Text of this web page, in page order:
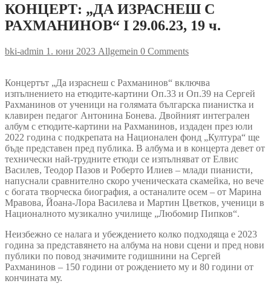
КОНЦЕРТ: „ДА ИЗРАСНЕШ С
РАХМАНИНОВ“ I 29.06.23, 19 ч.
bki-admin 1. юни 2023 Allgemein 0 Comments
Концертът „Да израснеш с Рахманинов“ включва
изпълнението на етюдите-картини Оп.33 и Оп.39 на Сергей
Рахманинов от ученици на голямата българска пианистка и
клавирен педагог Антонина Бонева. Двойният интегрален
албум с етюдите-картини на Рахманинов, издаден през юли
2022 година с подкрепата на Национален фонд „Култура“ ще
бъде представен пред публика. В албума и в концерта девет от
технически най-трудните етюди се изпълняват от Елвис
Василев, Теодор Пазов и Роберто Илиев – млади пианисти,
напуснали сравнително скоро ученическата скамейка, но вече
с богата творческа биография, а останалите осем – от Марина
Мравова, Йоана-Лора Василева и Мартин Цветков, ученици в
Националното музикално училище „Любомир Пипков“.
Неизбежно се налага и убеждението колко подходяща е 2023
година за представянето на албума на нови сцени и пред нови
публики по повод значимите годишнини на Сергей
Рахманинов – 150 години от рождението му и 80 години от
кончината му.